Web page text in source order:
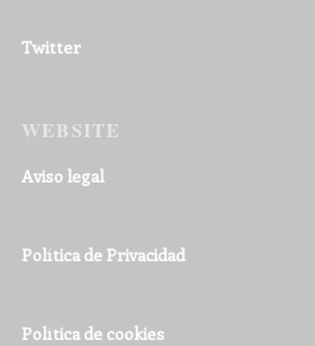
Twitter
WEBSITE
Aviso legal
Política de Privacidad
Política de cookies